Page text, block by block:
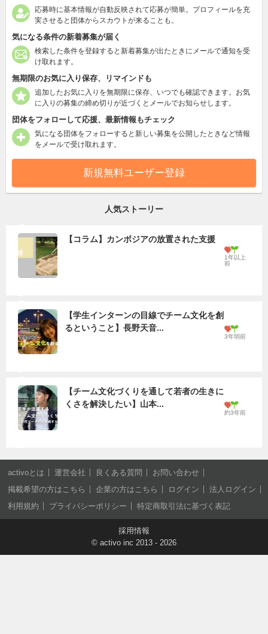
応募時に基本情報が自動反映されて応募が簡単。プロフィールを充
実させると団体からスカウトが来ることも。
気になる条件の新着募集が届く
検索した条件を登録すると新着募集が出たときにメールで通知を受
け取れます。
無期限のお気に入り保存、リマインドも
追加したお気に入りを無期限に保存、いつでも確認できます。お気
に入りの募集の締め切りが近づくとメールでお知らせします。
団体をフォローして応援、最新情報もチェック
気になる団体をフォローすると新しい募集を公開したときなど情報
をメールで受け取れます。
新規無料ユーザー登録
人気ストーリー
【コラム】カンボジアの放置された支援
1年以上
前
【学生インターンの目線でチーム文化を創
るということ】長野天音...
3年弱前
【チーム文化づくりを通して若者の生きに
くさを解決したい】山本...
約3年前
activoとは 運営会社 良くある質問
お問い合わせ
掲載希望の方はこちら
企業の方はこちら ログイン
法人ログイン
利用規約
プライバシーポリシー 特定商取引法に基づく表記
採用情報
© activo inc 2013 - 2026